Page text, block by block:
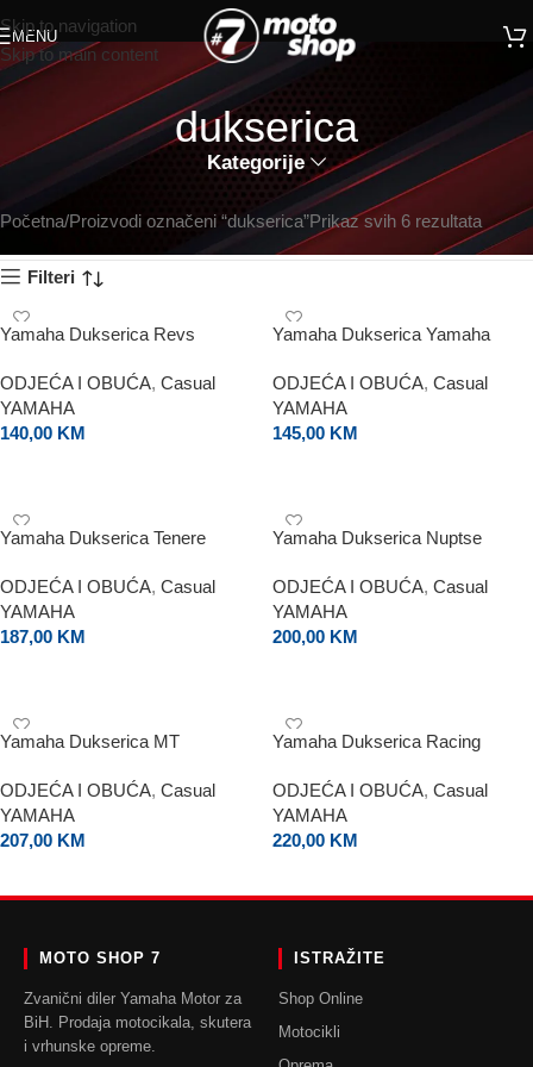
Skip to navigation
Skip to main content
MENU
dukserica
Kategorije
Početna Proizvodi označeni “dukserica”Prikaz svih 6 rezultata
Filteri
Yamaha Dukserica Revs
ODJEĆA I OBUĆA, Casual
YAMAHA
140,00 KM
Yamaha Dukserica Yamaha
ODJEĆA I OBUĆA, Casual
YAMAHA
145,00 KM
Yamaha Dukserica Tenere
ODJEĆA I OBUĆA, Casual
YAMAHA
187,00 KM
Yamaha Dukserica Nuptse
ODJEĆA I OBUĆA, Casual
YAMAHA
200,00 KM
Yamaha Dukserica MT
ODJEĆA I OBUĆA, Casual
YAMAHA
207,00 KM
Yamaha Dukserica Racing
ODJEĆA I OBUĆA, Casual
YAMAHA
220,00 KM
MOTO SHOP 7
Zvanični diler Yamaha Motor za
BiH. Prodaja motocikala, skutera
i vrhunske opreme.
ISTRAŽITE
Shop Online
Motocikli